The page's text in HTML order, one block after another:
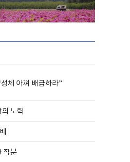
체 아껴 배급하라”
노력
직분